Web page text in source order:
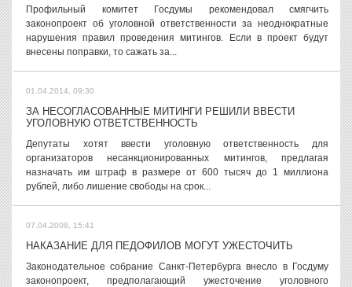
Профильный комитет Госдумы рекомендовал смягчить
законопроект об уголовной ответственности за неоднократные
нарушения правил проведения митингов. Если в проект будут
внесены поправки, то сажать за...
01.04.2014, 09:30
ЗА НЕСОГЛАСОВАННЫЕ МИТИНГИ РЕШИЛИ ВВЕСТИ
УГОЛОВНУЮ ОТВЕТСТВЕННОСТЬ
Депутаты хотят ввести уголовную ответственность для
организаторов несанкционированных митингов, предлагая
назначать им штраф в размере от 600 тысяч до 1 миллиона
рублей, либо лишение свободы на срок...
07.04.2008, 15:41
НАКАЗАНИЕ ДЛЯ ПЕДОФИЛОВ МОГУТ УЖЕСТОЧИТЬ
Законодательное собрание Санкт-Петербурга внесло в Госдуму
законопроект, предполагающий ужесточение уголовного